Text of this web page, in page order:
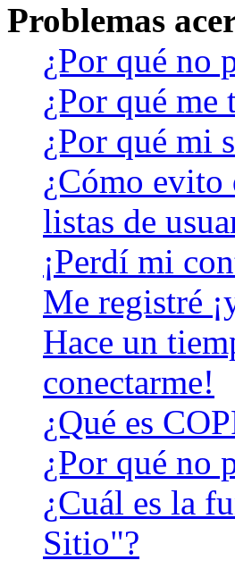
Problemas
¿Por qué no
¿Por qué me
¿Por qué mi
¿Cómo evito
listas de
¡Perdí mi
Me registré
Hace un
conectarme!
¿Qué es
¿Por qué no
¿Cuál es la
Sitio"?